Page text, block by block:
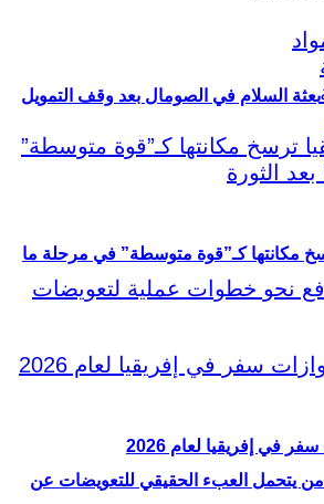
السلام في الصومال بعد وقف التمويل
يتحمل العبء الحقيقي للتعويضات عن
مكانتها كـ”قوة متوسطة” في مرحلة ما